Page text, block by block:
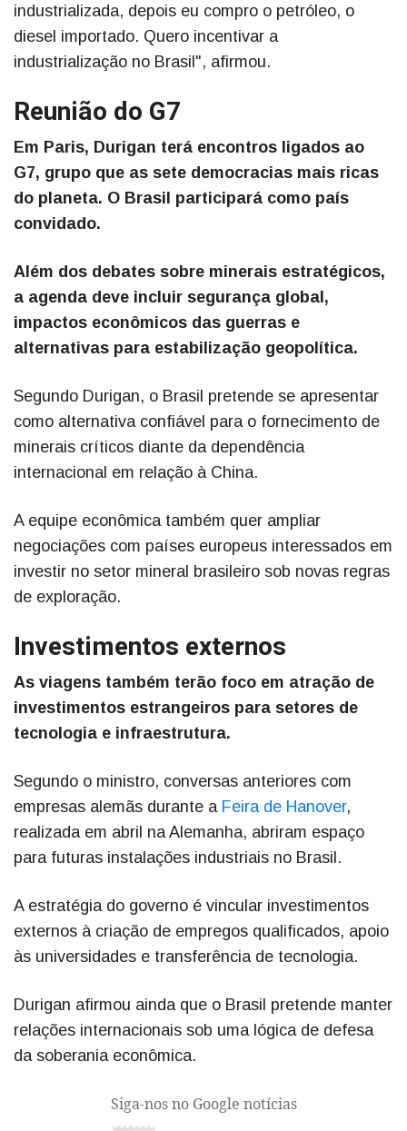
industrializada, depois eu compro o petróleo, o
diesel importado. Quero incentivar a
industrialização no Brasil", afirmou.
Reunião do G7
Em Paris, Durigan terá encontros ligados ao
G7, grupo que as sete democracias mais ricas
do planeta. O Brasil participará como país
convidado.
Além dos debates sobre minerais estratégicos,
a agenda deve incluir segurança global,
impactos econômicos das guerras e
alternativas para estabilização geopolítica.
Segundo Durigan, o Brasil pretende se apresentar
como alternativa confiável para o fornecimento de
minerais críticos diante da dependência
internacional em relação à China.
A equipe econômica também quer ampliar
negociações com países europeus interessados em
investir no setor mineral brasileiro sob novas regras
de exploração.
Investimentos externos
As viagens também terão foco em atração de
investimentos estrangeiros para setores de
tecnologia e infraestrutura.
Segundo o ministro, conversas anteriores com
empresas alemãs durante a Feira de Hanover,
realizada em abril na Alemanha, abriram espaço
para futuras instalações industriais no Brasil.
A estratégia do governo é vincular investimentos
externos à criação de empregos qualificados, apoio
às universidades e transferência de tecnologia.
Durigan afirmou ainda que o Brasil pretende manter
relações internacionais sob uma lógica de defesa
da soberania econômica.
Siga-nos no Google notícias